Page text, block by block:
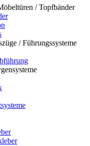
/ Topfbänder
/ Führungssysteme